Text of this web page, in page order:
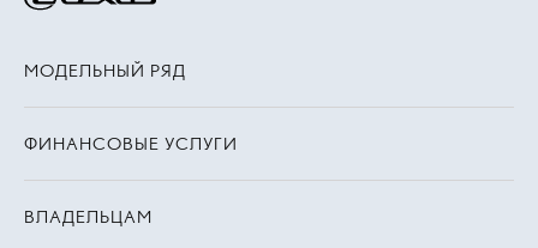
МОДЕЛЬНЫЙ РЯД
ФИНАНСОВЫЕ УСЛУГИ
ВЛАДЕЛЬЦАМ